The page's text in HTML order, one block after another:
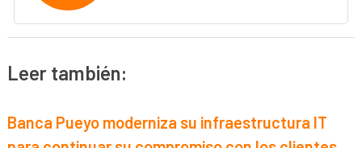
Leer también:
Banca Pueyo moderniza su infraestructura IT